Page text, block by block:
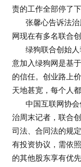
责的工作全部停了下
张馨心告诉法治
网现在有多名联合创
绿狗联合创始人
意加入绿狗网是基
的信任。创业路上
天地甚宽，每个人
中国互联网协会
治周末记者，联合
司法、合同法的规
有投资协议，需依
的其他股东享有优先